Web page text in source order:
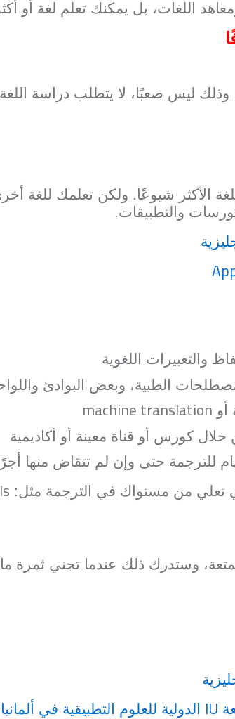
اللغات، بل يمكنك تعلم لغة أو
وذلك ليس صعبًا، لا يتطلب دراسة
الأكثر شيوعًا. ولكن تعلمك للغة
والتطبيقات.
والتعبيرات اللغوية
الطبية، وبعض البوادئ
أو machine translation
كورس أو قناة معينة أو أكاديمية
حتى وإن لم تتقاض منها أجرًا
تعلي من مستواك في الترجمة مثل:
وستدرك ذلك عندما تجني ثمرة ما
IU الدولية للعلوم التطبيقية في ألمانيا 2022-2023